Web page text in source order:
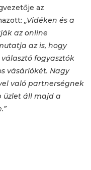
az
„Vidéken és a
az online
az is, hogy
fogyasztók
vásárlókét. Nagy
való partnerségnek
üzlet áll majd a